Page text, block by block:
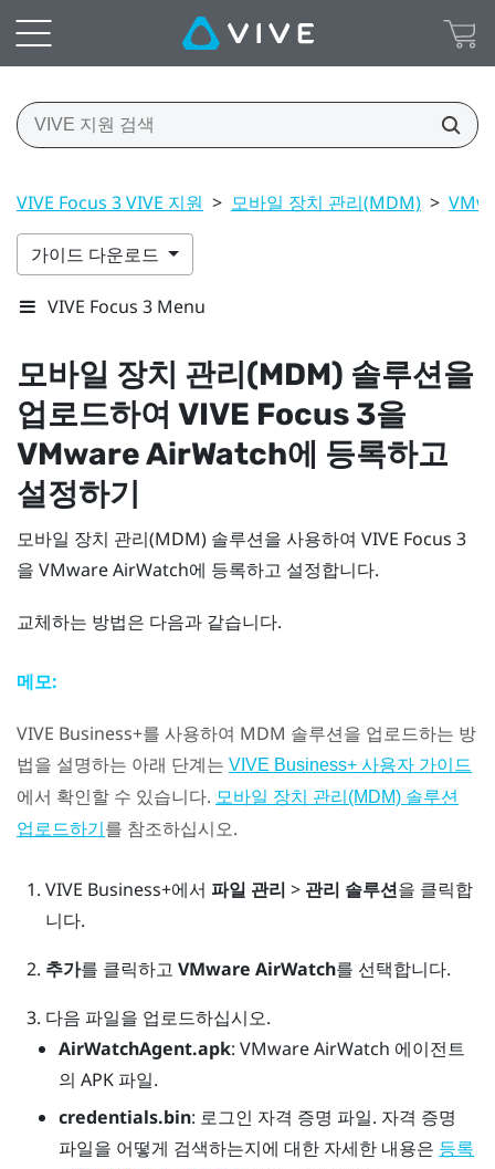
VIVE Focus 3 VIVE 지원 > 모바일 장치 관리(MDM) >
가이드 다운로드
VIVE Focus 3 Menu
모바일 장치 관리(MDM) 솔루션을
업로드하여 VIVE Focus 3을
VMware AirWatch에 등록하고
설정하기
모바일 장치 관리(MDM) 솔루션을 사용하여 VIVE Focus 3
을 VMware AirWatch에 등록하고 설정합니다.
교체하는 방법은 다음과 같습니다.
메모:
VIVE Business+를 사용하여 MDM 솔루션을 업로드하는 방
법을 설명하는 아래 단계는 VIVE Business+ 사용자 가이드
에서 확인할 수 있습니다. 모바일 장치 관리(MDM) 솔루션
업로드하기 를 참조하십시오.
VIVE Business+에서 파일 관리 > 관리 솔루션을 클릭합
니다.
추가를 클릭하고 VMware AirWatch를 선택합니다.
다음 파일을 업로드하십시오.
AirWatchAgent.apk: VMware AirWatch 에이전트
의 APK 파일.
credentials.bin: 로그인 자격 증명 파일. 자격 증명
파일을 어떻게 검색하는지에 대한 자세한 내용은 등록